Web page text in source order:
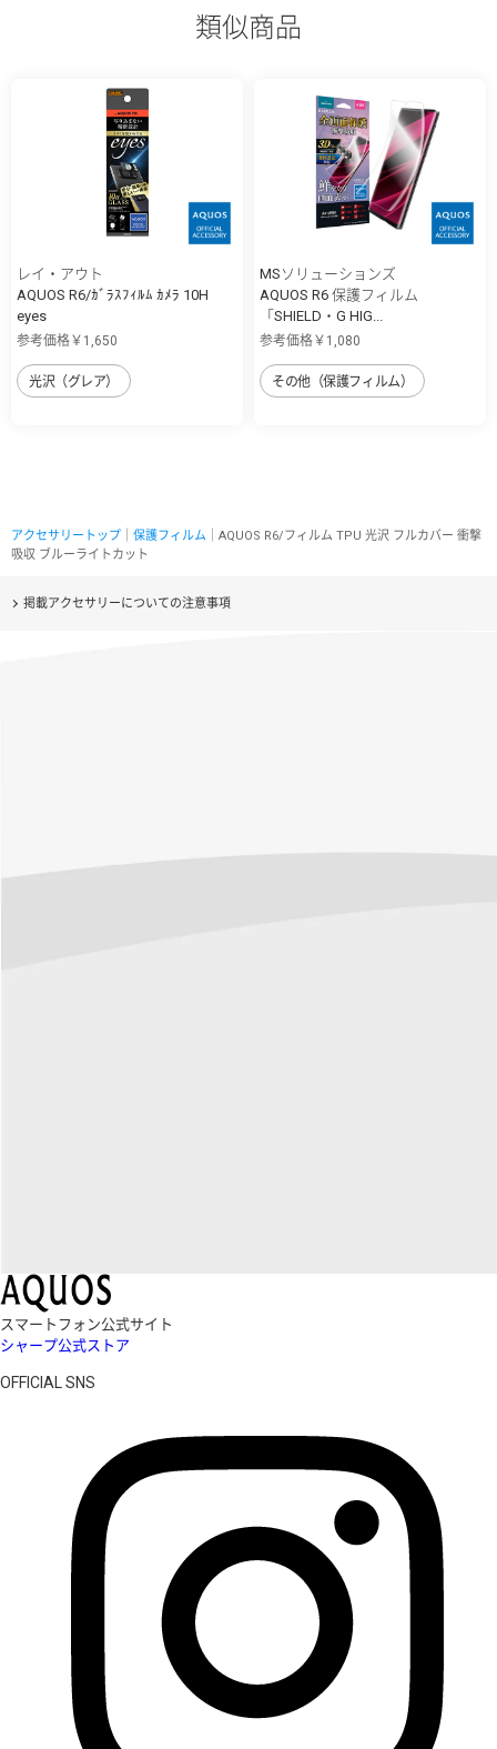
類似商品
レイ・アウト
AQUOS R6/ｶﾞﾗｽﾌｨﾙﾑ ｶﾒﾗ 10H
eyes
参考価格￥1,650
光沢（グレア）
MSソリューションズ
AQUOS R6 保護フィルム
「SHIELD・G HIG...
参考価格￥1,080
その他（保護フィルム）
アクセサリートップ 保護フィルム ｜AQUOS R6/フィルム TPU 光沢 フルカバー 衝撃
吸収 ブルーライトカット
掲載アクセサリーについての注意事項
スマートフォン公式サイト
シャープ公式ストア
OFFICIAL SNS